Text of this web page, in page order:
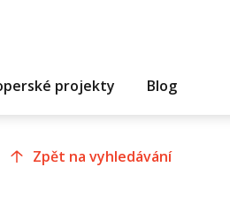
projekty Blog
Zpět na vyhledávání